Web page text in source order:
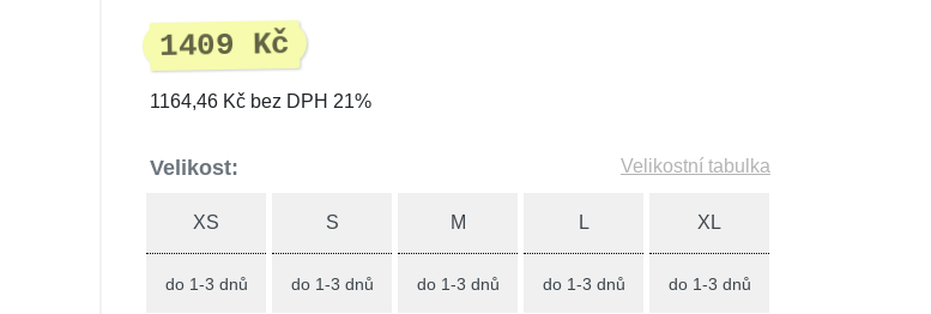
1409 Kč
1164,46 Kč bez DPH 21%
Velikost: Velikostní tabulka
XS
do 1-3 dnů
S
do 1-3 dnů
M
do 1-3 dnů
L
do 1-3 dnů
XL
do 1-3 dnů